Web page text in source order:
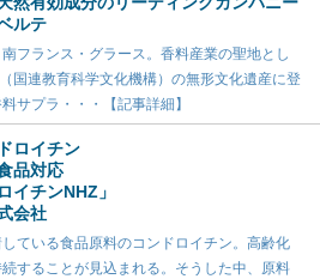
ルテ
フランス・グラース。香料産業の聖地とし
国連教育科学文化機構）の無形文化遺産に登
サプラ・・・【記事詳細】
ロイチン
品対応
イチンNHZ」
会社
ている食品原料のコンドロイチン。高齢化
することが見込まれる。そうした中、原料